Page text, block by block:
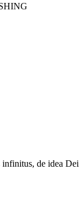
de idea Dei